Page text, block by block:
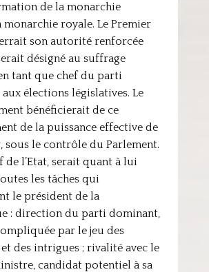
de la monarchie
monarchie royale. Le Premier
son autorité renforcée
désigné au suffrage
tant que chef du parti
élections législatives. Le
bénéficierait de ce
de la puissance effective de
sous le contrôle du Parlement.
de l’Etat, serait quant à lui
les tâches qui
le président de la
: direction du parti dominant,
par le jeu des
des intrigues ; rivalité avec le
candidat potentiel à sa